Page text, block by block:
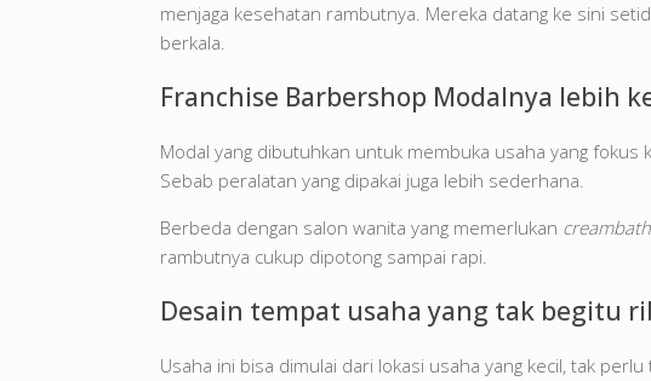
menjaga kesehatan rambutnya. Mereka datang ke sini
berkala.
Franchise Barbershop Modalnya lebih
Modal yang dibutuhkan untuk membuka usaha yang
Sebab peralatan yang dipakai juga lebih sederhana.
Berbeda dengan salon wanita yang memerlukan creambath
rambutnya cukup dipotong sampai rapi.
Desain tempat usaha yang tak begitu
Usaha ini bisa dimulai dari lokasi usaha yang kecil, tak